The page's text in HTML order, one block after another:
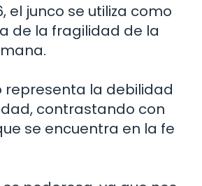
el junco se utiliza como
de la fragilidad de la
representa la debilidad
contrastando con
se encuentra en la fe